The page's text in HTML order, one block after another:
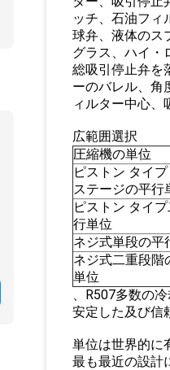
ッチ、石油フィ
球弁、液体のス
グラス、ハイ・
総吸引停止弁を
ーのバレル、角
ィルター中心、
広範囲選択
圧縮機の単位
ピストン タイ
ステージの平行
ピストン タイ
行単位
ネジ式単段の平
ネジ式二重段階
単位
、R507多数の
安定した及び信
単位は世界的に
最も最近の設計